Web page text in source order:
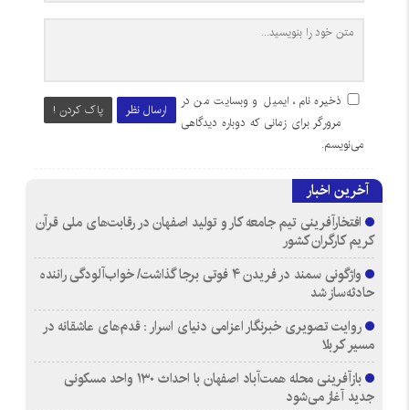
ارسال نظر پاک کردن !
ذخیره نام، ایمیل و وبسایت من در
مرورگر برای زمانی که دوباره دیدگاهی
می‌نویسم.
آخرین اخبار
افتخارآفرینی تیم جامعه کار و تولید اصفهان در رقابت‌های ملی قرآن
کریم کارگران کشور
واژگونی سمند در فریدن ۴ فوتی برجا گذاشت/ خواب‌آلودگی راننده
حادثه‌ساز شد
روایت تصویری خبرنگار اعزامی دنیای اسرار : قدم‌های عاشقانه در
مسیر کربلا
بازآفرینی محله همت‌آباد اصفهان با احداث ۱۳۰ واحد مسکونی
جدید آغاز می‌شود